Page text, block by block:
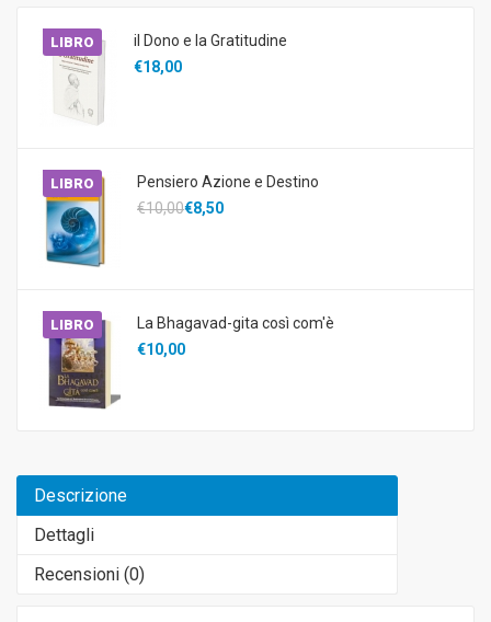
LIBRO
il Dono e la Gratitudine
€18,00
LIBRO
Pensiero Azione e Destino
€10,00€8,50
LIBRO
La Bhagavad-gita così com'è
€10,00
Descrizione
Dettagli
Recensioni (0)